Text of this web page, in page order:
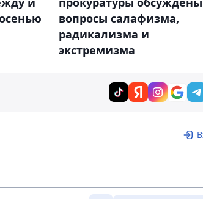
вопросы салафизма,
радикализма и
экстремизма